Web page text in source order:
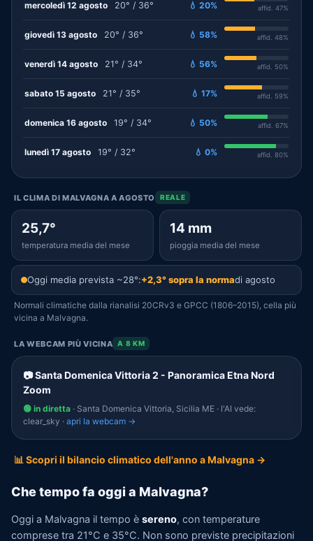
mercoledì 12 agosto 20° / 36° 💧 20% affid. 47%
giovedì 13 agosto 20° / 36° 💧 58% affid. 48%
venerdì 14 agosto 21° / 34° 💧 56% affid. 50%
sabato 15 agosto 21° / 35° 💧 17% affid. 59%
domenica 16 agosto 19° / 34° 💧 50% affid. 67%
lunedì 17 agosto 19° / 32° 💧 0% affid. 80%
IL CLIMA DI MALVAGNA A AGOSTO REALE
25,7°
temperatura media del mese
14 mm
pioggia media del mese
Oggi media prevista ~28°:+2,3° sopra la normadi agosto
Normali climatiche dalla rianalisi 20CRv3 e GPCC (1806–2015), cella più
vicina a Malvagna.
LA WEBCAM PIÙ VICINA A 8 KM
📷 Santa Domenica Vittoria 2 - Panoramica Etna Nord
Zoom
🟢 in diretta · Santa Domenica Vittoria, Sicilia ME · l'AI vede:
clear_sky · apri la webcam →
📊 Scopri il bilancio climatico dell'anno a Malvagna →
Che tempo fa oggi a Malvagna?
Oggi a Malvagna il tempo è sereno, con temperature
comprese tra 21°C e 35°C. Non sono previste precipitazioni